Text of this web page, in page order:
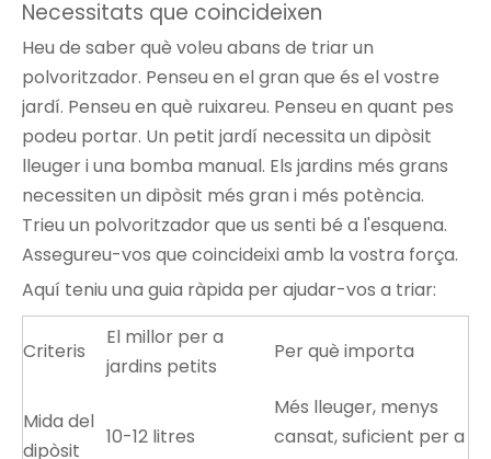
Necessitats que coincideixen
Heu de saber què voleu abans de triar un
polvoritzador. Penseu en el gran que és el vostre
jardí. Penseu en què ruixareu. Penseu en quant pes
podeu portar. Un petit jardí necessita un dipòsit
lleuger i una bomba manual. Els jardins més grans
necessiten un dipòsit més gran i més potència.
Trieu un polvoritzador que us senti bé a l'esquena.
Assegureu-vos que coincideixi amb la vostra força.
Aquí teniu una guia ràpida per ajudar-vos a triar:
Criteris
El millor per a
jardins petits
Per què importa
Mida del
dipòsit
10-12 litres
Més lleuger, menys
cansat, suficient per a